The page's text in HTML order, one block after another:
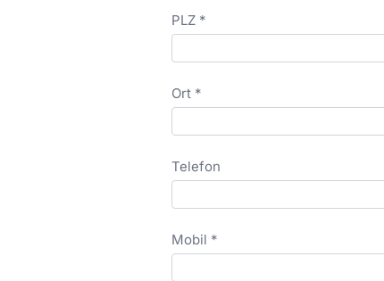
PLZ *
Ort *
Telefon
Mobil *